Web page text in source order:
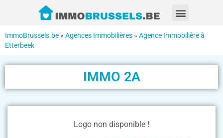
ImmoBrussels.be » Agences Immobilières » Agence Immobilière à
Etterbeek
IMMO 2A
Logo non disponible !